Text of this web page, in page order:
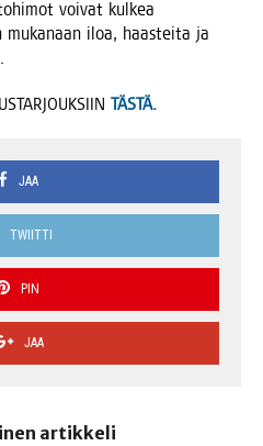
voi­vat kul­kea
iloa, haas­tei­ta ja
TÄSTÄ.
JAA
TWIITTI
PIN
JAA
artikkeli